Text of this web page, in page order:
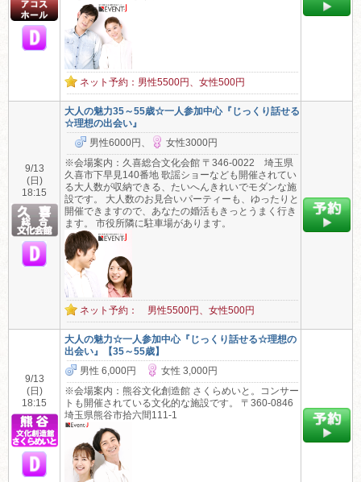
ネット予約：男性5500円、女性500円
9/13
(日)
18:15
大人の魅力35～55歳☆一人参加中心『じっくり話せる
☆理想の出会い』
男性6000円、
女性3000円
※会場案内：久喜総合文化会館 〒346-0022 埼玉県
久喜市下早見140番地 歌謡ショーなども開催されてい
る大人数が収納できる、たいへんきれいでモダンな施
設です。 大人数のお見合いパーティーも、ゆったりと
開催できますので、あなたの婚活もきっとうまく行き
ます。 市役所隣に駐車場があります。
ネット予約： 男性5500円、女性500円
9/13
(日)
18:15
大人の魅力☆一人参加中心『じっくり話せる☆理想の
出会い』【35～55歳】
男性 6,000円
女性 3,000円
※会場案内：熊谷文化創造館 さくらめいと。コンサー
トも開催されている文化的な施設です。 〒360-0846
埼玉県熊谷市拾六間111-1